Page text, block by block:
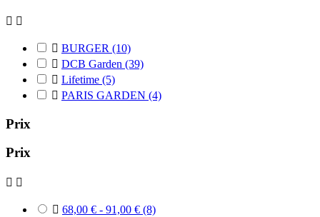
 
 BURGER (10)
 DCB Garden (39)
 Lifetime (5)
 PARIS GARDEN (4)
Prix
Prix
 
 68,00 € - 91,00 € (8)